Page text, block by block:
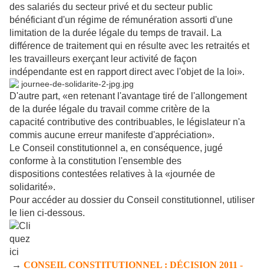
des salariés du secteur privé et du secteur public
bénéficiant d'un régime de rémunération assorti d'une
limitation de la durée légale du temps de travail. La
différence de traitement qui en résulte avec les retraités et
les travailleurs exerçant leur activité de façon
indépendante est en rapport direct avec l'objet de la loi».
D'autre part, «en retenant l'avantage tiré de l'allongement
de la durée légale du travail comme critère de la
capacité contributive des contribuables, le législateur n'a
commis aucune erreur manifeste d'appréciation».
Le Conseil constitutionnel a, en conséquence, jugé
conforme à la constitution l'ensemble des
dispositions contestées relatives à la «journée de
solidarité».
Pour accéder au dossier du Conseil constitutionnel, utiliser
le lien ci-dessous.
→ CONSEIL CONSTITUTIONNEL : DÉCISION 2011 -